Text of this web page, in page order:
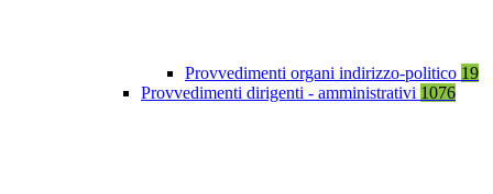
Provvedimenti organi indirizzo-politico 19
Provvedimenti dirigenti - amministrativi 1076